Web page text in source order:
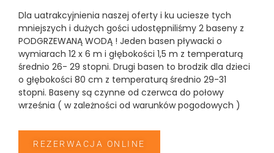
Dla uatrakcyjnienia naszej oferty i ku uciesze tych
mniejszych i dużych gości udostępniliśmy 2 baseny z
PODGRZEWANĄ WODĄ ! Jeden basen pływacki o
wymiarach 12 x 6 m i głębokości 1,5 m z temperaturą
średnio 26- 29 stopni. Drugi basen to brodzik dla dzieci
o głębokości 80 cm z temperaturą średnio 29-31
stopni. Baseny są czynne od czerwca do połowy
września ( w zależności od warunków pogodowych )
REZERWACJA ONLINE